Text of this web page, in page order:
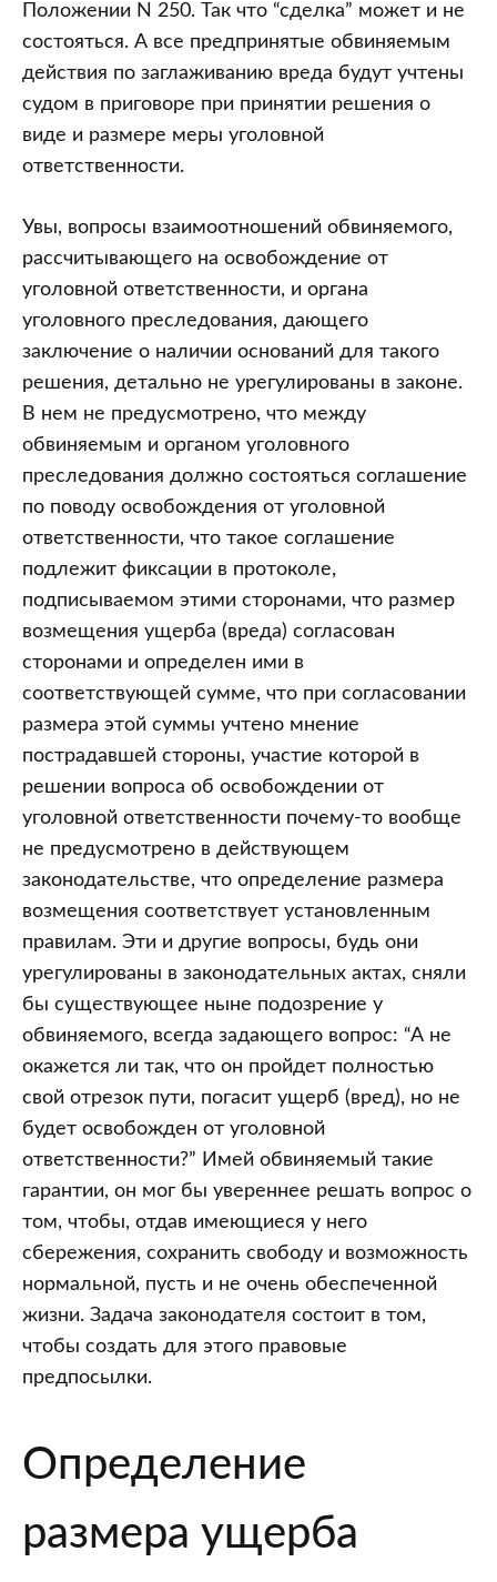
Положении N 250. Так что “сделка” может и не
состояться. А все предпринятые обвиняемым
действия по заглаживанию вреда будут учтены
судом в приговоре при принятии решения о
виде и размере меры уголовной
ответственности.
Увы, вопросы взаимоотношений обвиняемого,
рассчитывающего на освобождение от
уголовной ответственности, и органа
уголовного преследования, дающего
заключение о наличии оснований для такого
решения, детально не урегулированы в законе.
В нем не предусмотрено, что между
обвиняемым и органом уголовного
преследования должно состояться соглашение
по поводу освобождения от уголовной
ответственности, что такое соглашение
подлежит фиксации в протоколе,
подписываемом этими сторонами, что размер
возмещения ущерба (вреда) согласован
сторонами и определен ими в
соответствующей сумме, что при согласовании
размера этой суммы учтено мнение
пострадавшей стороны, участие которой в
решении вопроса об освобождении от
уголовной ответственности почему-то вообще
не предусмотрено в действующем
законодательстве, что определение размера
возмещения соответствует установленным
правилам. Эти и другие вопросы, будь они
урегулированы в законодательных актах, сняли
бы существующее ныне подозрение у
обвиняемого, всегда задающего вопрос: “А не
окажется ли так, что он пройдет полностью
свой отрезок пути, погасит ущерб (вред), но не
будет освобожден от уголовной
ответственности?” Имей обвиняемый такие
гарантии, он мог бы увереннее решать вопрос о
том, чтобы, отдав имеющиеся у него
сбережения, сохранить свободу и возможность
нормальной, пусть и не очень обеспеченной
жизни. Задача законодателя состоит в том,
чтобы создать для этого правовые
предпосылки.
Определение
размера ущерба